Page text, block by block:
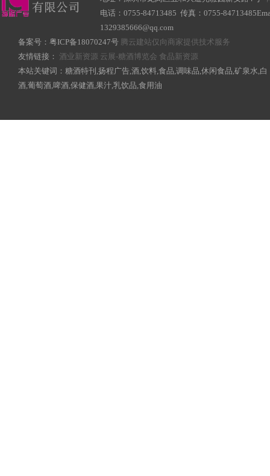
电话：0755-84713485 传真：0755-
1329385666@qq.com
备案号： 粤ICP备18070247号 腾云建站仅向商家提供技术服务
友情链接： 酒业新资源 云展-糖酒博览会 食品新资源
本站关键词：糖酒特刊,扬程广告,酒,饮料,食品,调味品,休闲食品,矿泉水,白
酒,葡萄酒,啤酒,保健酒,果汁,乳饮品,食用油